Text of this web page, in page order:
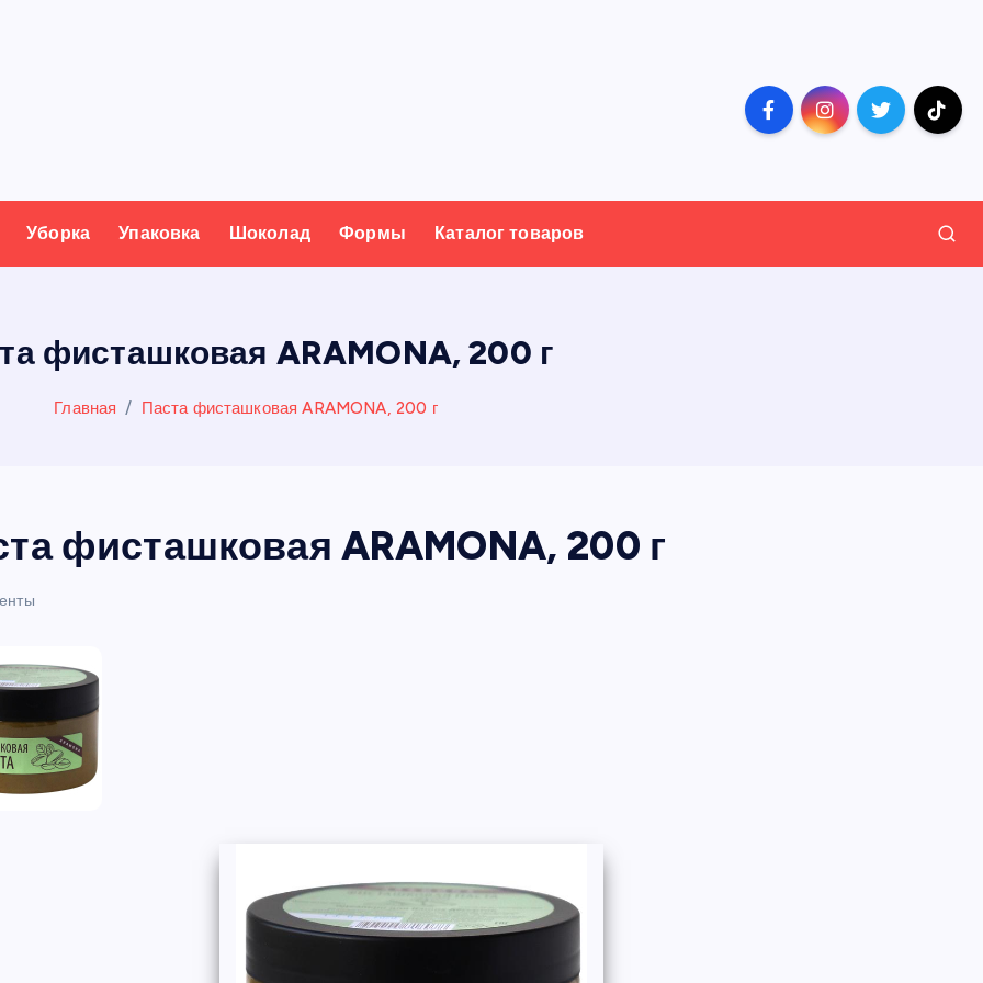
Уборка Упаковка Шоколад Формы Каталог товаров
фисташковая ARAMONA, 200 г
Главная Паста фисташковая ARAMONA, 200 г
фисташковая ARAMONA, 200 г